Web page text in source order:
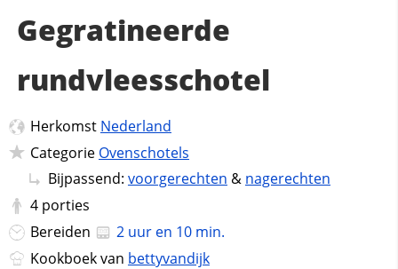
Gegratineerde
rundvleesschotel
Herkomst Nederland
Categorie Ovenschotels
Bijpassend: voorgerechten & nagerechten
4 porties
Bereiden
2 uur en 10 min.
Kookboek van bettyvandijk